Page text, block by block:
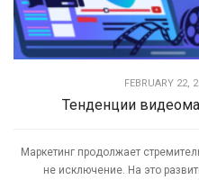
FEBRUARY 22,
Тенденции
Маркетинг продолжает
не исключение. На это